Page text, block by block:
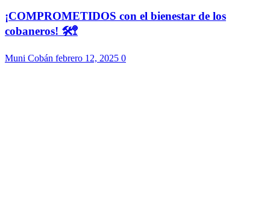
¡COMPROMETIDOS con el bienestar de los
cobaneros! 🛠️🚏
Muni Cobán febrero 12, 2025 0